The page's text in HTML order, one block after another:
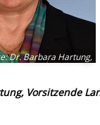
:Dr. Barbara Hartung,
Vorsitzende